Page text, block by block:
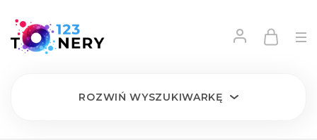
ROZWIŃ WYSZUKIWARKĘ